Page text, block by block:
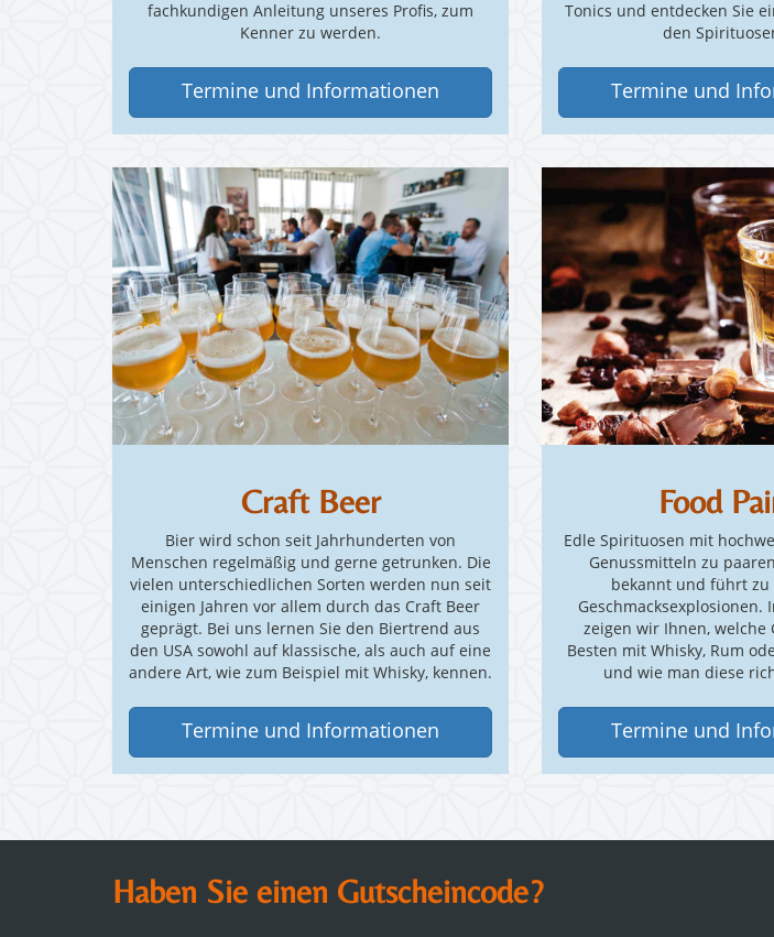
fachkundigen Anleitung unseres Profis, zum
Kenner zu werden.
Termine und Informationen
Tonics und entdecken Sie
den
Termine und
Craft Beer
Bier wird schon seit Jahrhunderten von
Menschen regelmäßig und gerne getrunken. Die
vielen unterschiedlichen Sorten werden nun seit
einigen Jahren vor allem durch das Craft Beer
geprägt. Bei uns lernen Sie den Biertrend aus
den USA sowohl auf klassische, als auch auf eine
andere Art, wie zum Beispiel mit Whisky, kennen.
Termine und Informationen
Food
Edle Spirituosen mit
Genussmitteln zu
bekannt und führt zu
Geschmacksexplosionen.
zeigen wir Ihnen, welche
Besten mit Whisky, Rum
und wie man diese
Termine und
Haben Sie einen Gutscheincode?